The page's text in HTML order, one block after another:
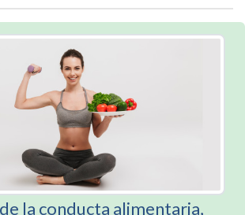
la conducta alimentaria,